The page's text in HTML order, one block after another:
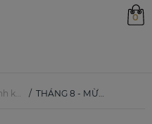
0
chủ
mãi THÁNG 8 - MỪNG TUỔI MỚI RẠNG NGỜI - DA XINH LUNG LINH